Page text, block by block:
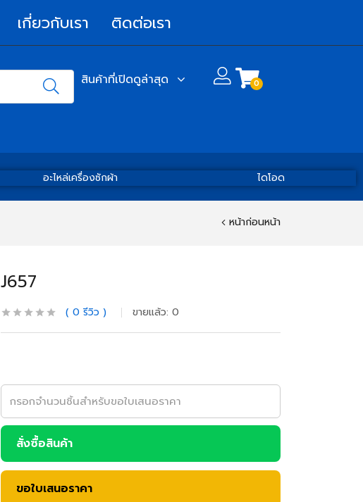
เกี่ยวกับเรา ติดต่อเรา
สินค้าที่เปิดดูล่าสุด 0
อะไหล่เครื่องซักผ้า ไดโอด
หน้าก่อนหน้า
J657
0 รีวิว ขายแล้ว: 0
สั่งซื้อสินค้า
ขอใบเสนอราคา